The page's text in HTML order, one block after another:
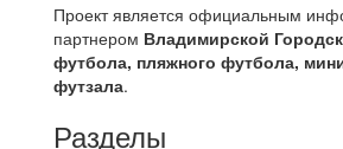
Проект является официальным
партнером Владимирской
футбола, пляжного футбола,
футзала.
Разделы